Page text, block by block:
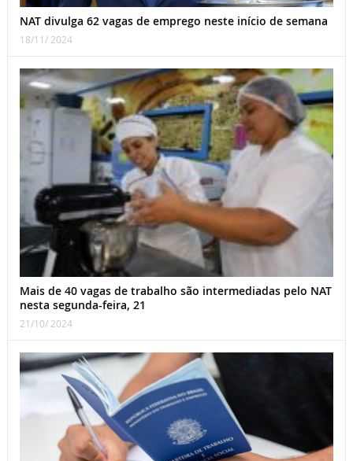
NAT divulga 62 vagas de emprego neste início de semana
18/11/ 2024
Mais de 40 vagas de trabalho são intermediadas pelo NAT
nesta segunda-feira, 21
21/10/ 2024